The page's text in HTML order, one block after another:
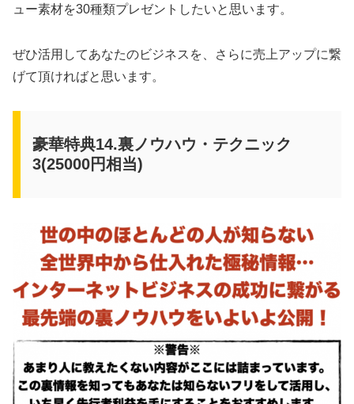
ュー素材を30種類プレゼントしたいと思います。
ぜひ活用してあなたのビジネスを、さらに売上アップに繋
げて頂ければと思います。
豪華特典14.裏ノウハウ・テクニック
3(25000円相当)